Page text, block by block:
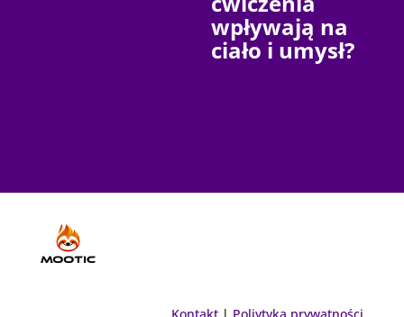
wpływają na
ciało i umysł?